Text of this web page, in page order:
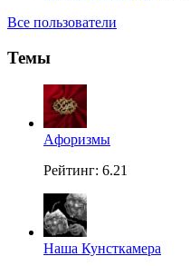
Все пользователи
Темы
Aфоризмы
Рейтинг: 6.21
Наша Кунсткамера